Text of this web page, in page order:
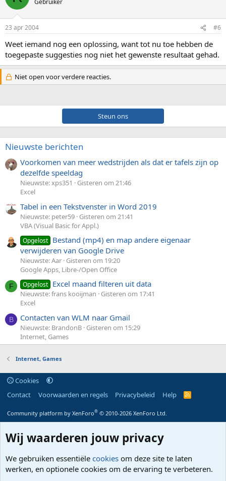
23 apr 2004 #6
Weet iemand nog een oplossing, want tot nu toe hebben de
toegepaste suggesties nog niet het gewenste resultaat gehad.
Niet open voor verdere reacties.
Steun ons
Nieuwste berichten
Voorkomen van meer wedstrijden als dat er tafels zijn op
dezelfde speeldag
Nieuwste: xps351
Gisteren om 21:46
Excel
Tabel in een Tekstvenster in Word 2019
Nieuwste: peter59 Gisteren om 21:41
VBA (Visual Basic for Appl.)
Opgelost Bestand (mp4) en map andere eigenaar
verwijderen van Google Drive
Nieuwste: Aar Gisteren om 19:20
Google Apps, Libre-/Open Office
F Opgelost Excel maand filteren uit data
Nieuwste: frans kooijman
Gisteren om 17:41
Excel
B Contacten van WLM naar Gmail
Nieuwste: BrandonB Gisteren om 15:29
Internet, Games
Internet, Games
Cookies
Contact
Voorwaarden en regels Privacybeleid Help
R
S
Community platform by XenForo® © 2010-2026 XenForo Ltd.
Wij waarderen jouw privacy
We gebruiken essentiële cookies om deze site te laten
werken, en optionele cookies om de ervaring te verbeteren.